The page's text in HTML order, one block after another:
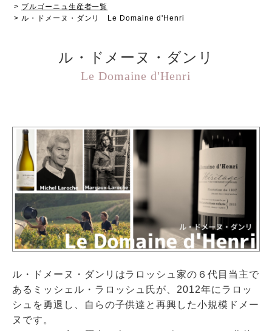
ブルゴーニュ生産者一覧
ル・ドメーヌ・ダンリ Le Domaine d'Henri
ル・ドメーヌ・ダンリ
Le Domaine d'Henri
ル・ドメーヌ・ダンリはラロッシュ家の６代目当主で
あるミッシェル・ラロッシュ氏が、2012年にラロッ
シュを勇退し、自らの子供達と再興した小規模ドメー
ヌです。